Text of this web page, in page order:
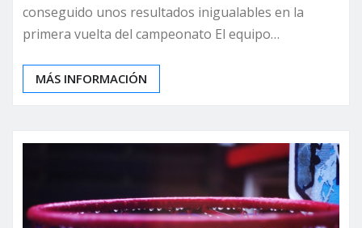
conseguido unos resultados inigualables en la
primera vuelta del campeonato El equipo…
MÁS INFORMACIÓN